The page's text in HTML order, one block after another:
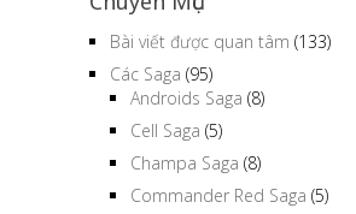
Bài viết được quan tâm (133)
Các Saga (95)
Androids Saga (8)
Cell Saga (5)
Champa Saga (8)
Commander Red Saga (5)